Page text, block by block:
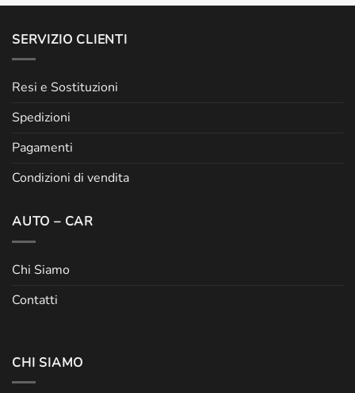
SERVIZIO CLIENTI
Resi e Sostituzioni
Spedizioni
Pagamenti
Condizioni di vendita
AUTO – CAR
Chi Siamo
Contatti
CHI SIAMO